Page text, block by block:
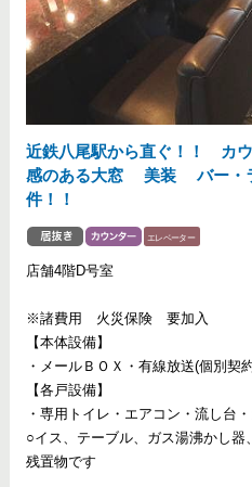
近鉄八尾駅から直ぐ！！
感のある大窓 美装 バー・
件！！
店舗4階D号室
※諸費用 火災保険 要加入
【本体設備】
・メールＢＯＸ・有線放送(個別契
【各戸設備】
・専用トイレ・エアコン・流し台
○イス、テーブル、ガス湯沸かし
残置物です